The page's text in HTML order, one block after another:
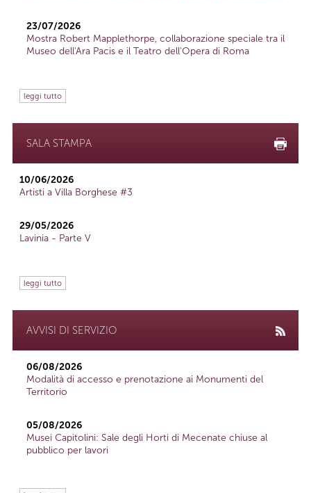
23/07/2026
Mostra Robert Mapplethorpe, collaborazione speciale tra il
Museo dell'Ara Pacis e il Teatro dell'Opera di Roma
leggi tutto
SALA STAMPA
10/06/2026
Artisti a Villa Borghese #3
29/05/2026
Lavinia - Parte V
leggi tutto
AVVISI DI SERVIZIO
06/08/2026
Modalità di accesso e prenotazione ai Monumenti del
Territorio
05/08/2026
Musei Capitolini: Sale degli Horti di Mecenate chiuse al
pubblico per lavori